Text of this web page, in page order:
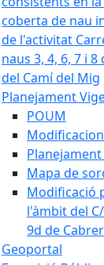
coberta de nau
de l'activitat
naus 3, 4, 6, 7 i
del Camí del Mig
Planejament
POUM
Mapa de
Modificació
l'àmbit del
9d de
Geoportal